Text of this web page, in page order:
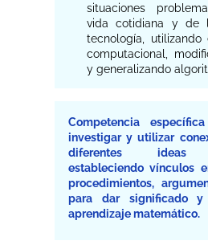
situaciones
vida cotidiana y de
tecnología, utilizando
computacional,
y generalizando
Competencia
investigar y utilizar
diferentes ideas
estableciendo vínculos
procedimientos,
para dar significado
aprendizaje matemático.